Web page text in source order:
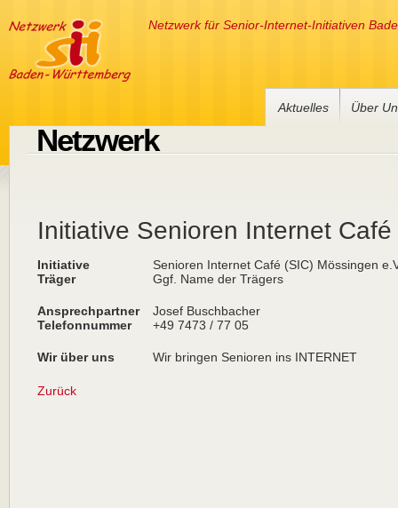
Netzwerk für Senior-Internet-Initiativen
Aktuelles Über
Netzwerk
Initiative Senioren Internet
Initiative
Senioren Internet Café (SIC) Mössingen
Träger
Ggf. Name der Trägers
Ansprechpartner
Josef Buschbacher
Telefonnummer
+49 7473 / 77 05
Wir über uns Wir bringen Senioren ins INTERNET
Zurück